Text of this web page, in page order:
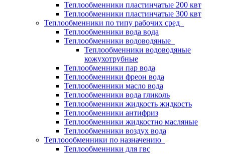
Теплообменники пластинчатые 200 квт
Теплообменники пластинчатые 300 квт
Теплообменники по типу рабочих сред
Теплообменники вода вода
Теплообменники водоводяные
Теплообменники водоводяные
кожухотрубные
Теплообменники пар вода
Теплообменники фреон вода
Теплообменники масло вода
Теплообменники вода гликоль
Теплообменники жидкость жидкость
Теплообменники антифриз
Теплообменники жидкостно масляные
Теплообменники воздух вода
Теплоообменники по назначению
Теплообменники для гвс